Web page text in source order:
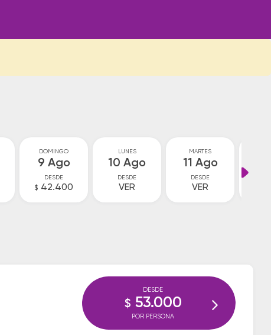
DOMINGO
9 Ago
DESDE
$ 42.400
LUNES
10 Ago
DESDE
VER
MARTES
11 Ago
DESDE
VER
DESDE
$ 53.000
POR PERSONA